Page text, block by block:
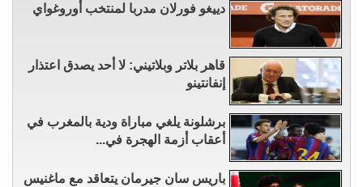
دييغو فورلان مدربا لمنتخب أوروغواي
قاهر بلاتر وبلاتيني: لا أحد يصدق اعتذار
إنفانتينو
برشلونة يلغي مباراة ودية بالمغرب في
أعقاب أزمة الهجرة في...
باريس سان جيرمان يتعاقد مع ماغنيس